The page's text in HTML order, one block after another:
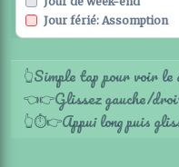
Jour férié: Assomption
👆Simple tap pour voir
👈👉Glissez gauche/
👆⏱️👉Appui long puis